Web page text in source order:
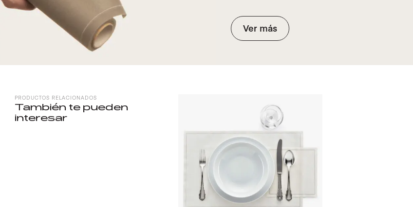
Ver más
PRODUCTOS RELACIONADOS
También te pueden
interesar